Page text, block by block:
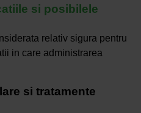
si posibilele
relativ sigura pentru
in care administrarea
si tratamente